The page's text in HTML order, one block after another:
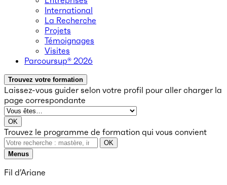
International
La Recherche
Projets
Témoignages
Visites
Parcoursup® 2026
Trouvez votre formation
Laissez-vous guider selon votre profil pour aller charger la
page correspondante
OK
Trouvez le programme de formation qui vous convient
OK
Menus
Fil d’Ariane